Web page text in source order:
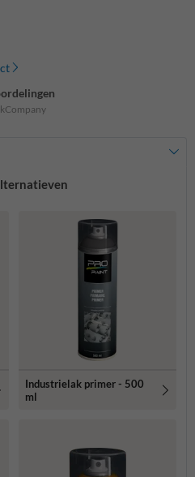
Industrielak primer - 500
ml